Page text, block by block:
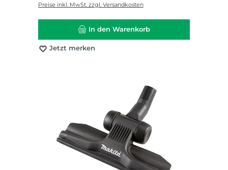
Preise inkl. MwSt. zzgl. Versandkosten
In den Warenkorb
Jetzt merken